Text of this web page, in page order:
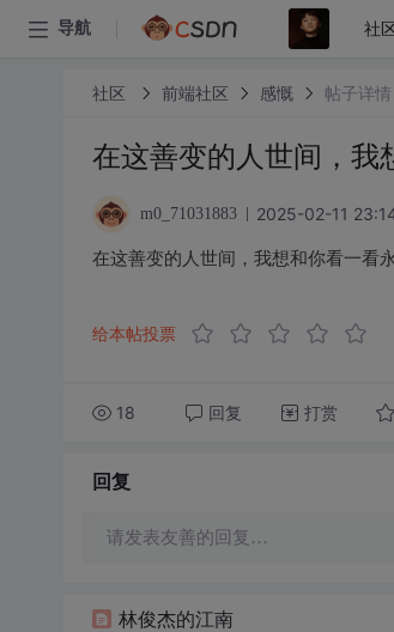
导航 社
社区 前端社区 感慨 帖子详情
在这善变的人世间，我
m0_71031883 2025-02-11
在这善变的人世间，我想和你看一看
给本帖投票
18 回复 打赏
回复
请发表友善的回复…
林俊杰的江南